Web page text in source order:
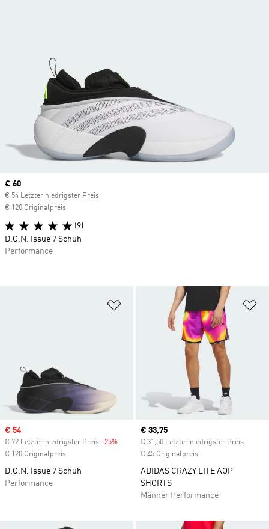
Zur Wunschliste hinzufügen
Sale price
€ 54
€ 72 Letzter niedrigster Preis -25% Discount
€ 120 Originalpreis
D.O.N. Issue 7 Schuh
Performance
Current price
€ 33,75
€ 31,50 Letzter niedrigster Preis
€ 45 Originalpreis
ADIDAS CRAZY LITE AOP
SHORTS
Männer Performance
Current price
€ 60
€ 54 Letzter niedrigster Preis
€ 120 Originalpreis
(9)
D.O.N. Issue 7 Schuh
Performance